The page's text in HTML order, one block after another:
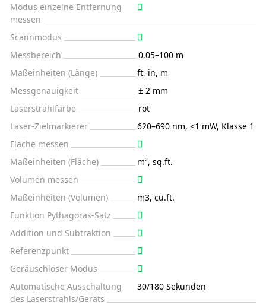
Modus einzelne Entfernung
messen
Scannmodus
Messbereich
0,05–100 m
Maßeinheiten (Länge)
ft, in, m
Messgenauigkeit
± 2 mm
Laserstrahlfarbe
rot
Laser-Zielmarkierer
620–690 nm, <1 mW, Klasse 1
Fläche messen
Maßeinheiten (Fläche)
m², sq.ft.
Volumen messen
Maßeinheiten (Volumen)
m3, cu.ft.
Funktion Pythagoras-Satz
Addition und Subtraktion
Referenzpunkt
Geräuschloser Modus
Automatische Ausschaltung
des Laserstrahls/Geräts
30/180 Sekunden